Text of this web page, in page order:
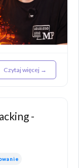
Czytaj więcej →
-